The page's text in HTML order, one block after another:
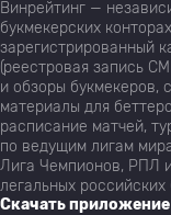
Винрейтинг —
букмекерских
зарегистрированный
(реестровая запись
и обзоры букмекеров,
материалы для
расписание матчей,
по ведущим лигам
Лига Чемпионов, РПЛ
легальных российских
Скачать приложение